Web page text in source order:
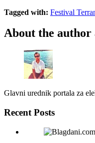
Tagged with: Festival
About the author
Glavni urednik portala za
Recent Posts